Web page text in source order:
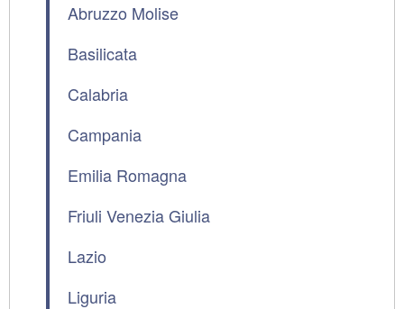
Abruzzo Molise
Basilicata
Calabria
Campania
Emilia Romagna
Friuli Venezia Giulia
Lazio
Liguria